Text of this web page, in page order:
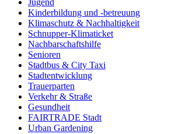
Jugend
Kinderbildung und -betreuung
Klimaschutz & Nachhaltigkeit
Schnupper-Klimaticket
Nachbarschaftshilfe
Senioren
Stadtbus & City Taxi
Stadtentwicklung
Trauerparten
Verkehr & Straße
Gesundheit
FAIRTRADE Stadt
Urban Gardening